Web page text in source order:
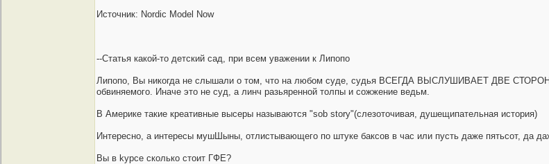
Источник: Nordic Model Now
--Статья какой-то детский сад, при всем уважении к Липопо
Липопо, Вы никогда не слышали о том, что на любом суде, судья ВСЕГДА ВЫСЛУШИВАЕТ ДВЕ
обвиняемого. Иначе это не суд, а линч разьяренной толпы и сожжение ведьм.
В Америке такие креативные высеры называются "sob story"(слезоточивая, душещипательная история)
Интересно, а интересы мушШыны, отлистывающего по штуке баксов в час или пусть даже пятьсот, да
Вы в kурсе сколько стоит ГФЕ?